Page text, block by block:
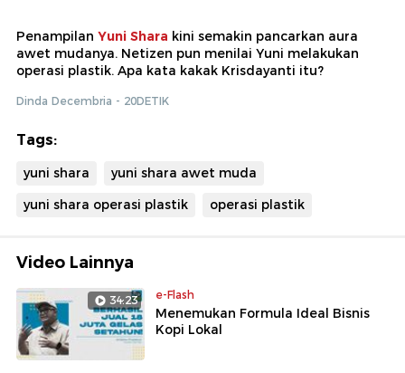
Penampilan Yuni Shara kini semakin pancarkan aura
awet mudanya. Netizen pun menilai Yuni melakukan
operasi plastik. Apa kata kakak Krisdayanti itu?
Dinda Decembria - 20DETIK
Tags:
yuni shara
yuni shara awet muda
yuni shara operasi plastik
operasi plastik
Video Lainnya
34:23 e-Flash
Menemukan Formula Ideal Bisnis
Kopi Lokal